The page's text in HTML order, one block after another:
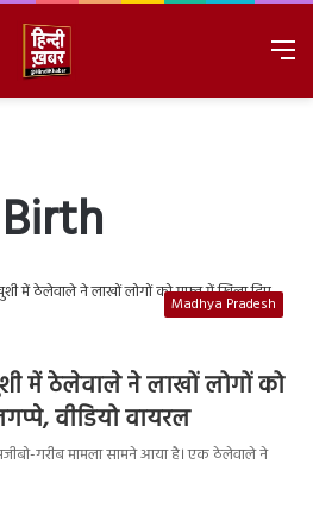
Madhya Pradesh
में ठेलेवाले ने लाखों लोगों को
वीडियो वायरल
गरीब मामला सामने आया है। एक ठेलेवाले ने